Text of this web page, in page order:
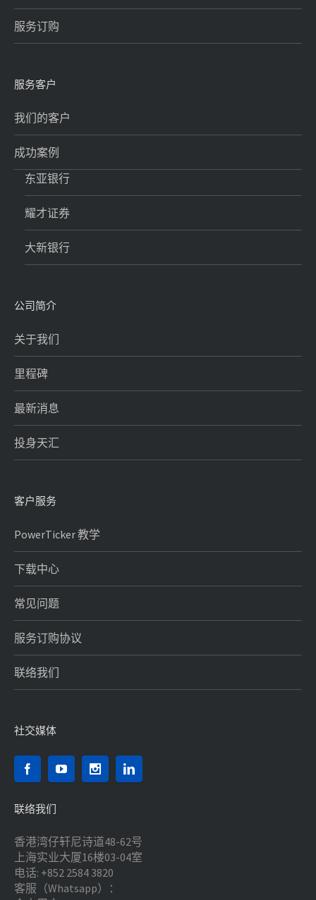
服务订购
服务客户
我们的客户
成功案例
东亚银行
耀才证券
大新银行
公司简介
关于我们
里程碑
最新消息
投身天汇
客户服务
PowerTicker 教学
下载中心
常见问题
服务订购协议
联络我们
社交媒体
联络我们
香港湾仔轩尼诗道48-62号
上海实业大厦16楼03-04室
电话: +852 2584 3820
客服（Whatsapp）：